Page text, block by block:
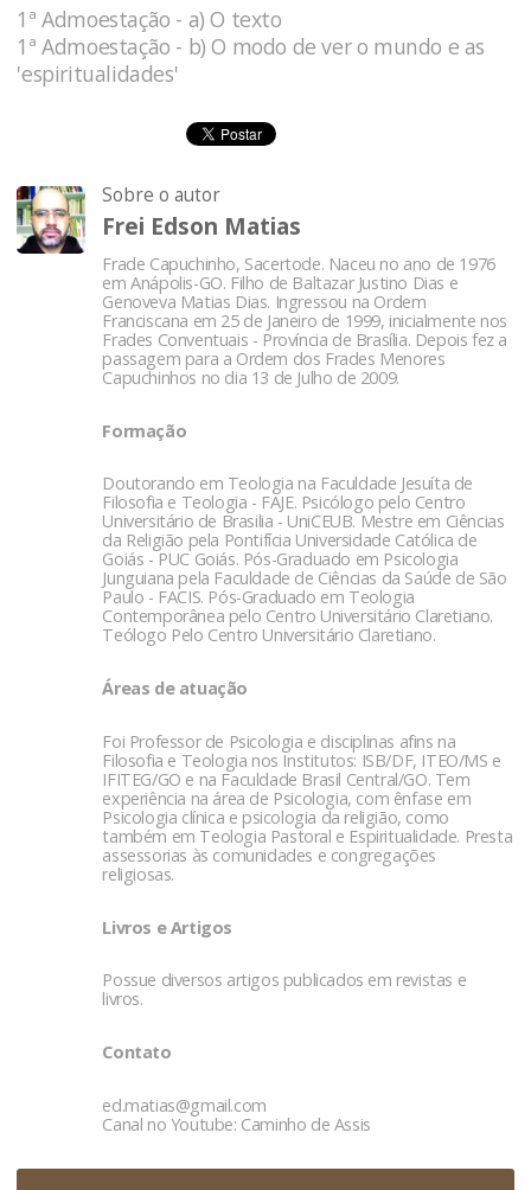
1ª Admoestação - a) O texto
1ª Admoestação - b) O modo de ver o mundo e as
'espiritualidades'
Sobre o autor
Frei Edson Matias
Frade Capuchinho, Sacertode. Naceu no ano de 1976
em Anápolis-GO. Filho de Baltazar Justino Dias e
Genoveva Matias Dias. Ingressou na Ordem
Franciscana em 25 de Janeiro de 1999, inicialmente nos
Frades Conventuais - Província de Brasília. Depois fez a
passagem para a Ordem dos Frades Menores
Capuchinhos no dia 13 de Julho de 2009.
Formação
Doutorando em Teologia na Faculdade Jesuíta de
Filosofia e Teologia - FAJE. Psicólogo pelo Centro
Universitário de Brasilia - UniCEUB. Mestre em Ciências
da Religião pela Pontifícia Universidade Católica de
Goiás - PUC Goiás. Pós-Graduado em Psicologia
Junguiana pela Faculdade de Ciências da Saúde de São
Paulo - FACIS. Pós-Graduado em Teologia
Contemporânea pelo Centro Universitário Claretiano.
Teólogo Pelo Centro Universitário Claretiano.
Áreas de atuação
Foi Professor de Psicologia e disciplinas afins na
Filosofia e Teologia nos Institutos: ISB/DF, ITEO/MS e
IFITEG/GO e na Faculdade Brasil Central/GO. Tem
experiência na área de Psicologia, com ênfase em
Psicologia clínica e psicologia da religião, como
também em Teologia Pastoral e Espiritualidade. Presta
assessorias às comunidades e congregações
religiosas.
Livros e Artigos
Possue diversos artigos publicados em revistas e
livros.
Contato
ed.matias@gmail.com
Canal no Youtube: Caminho de Assis